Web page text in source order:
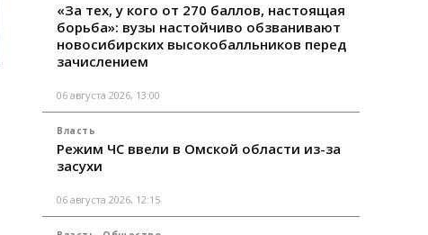
«За тех, у кого от 270 баллов, настоящая
борьба»: вузы настойчиво обзванивают
новосибирских высокобалльников перед
зачислением
06 августа 2026, 13:00
Власть
Режим ЧС ввели в Омской области из-за
засухи
06 августа 2026, 12:15